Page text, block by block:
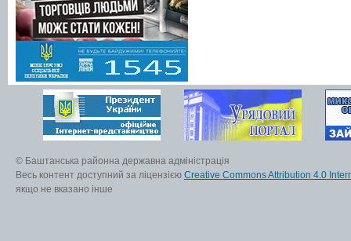
© Баштанська районна державна адміністрація
Весь контент доступний за ліцензією Creative Commons Attribution 4.0
якщо не вказано інше